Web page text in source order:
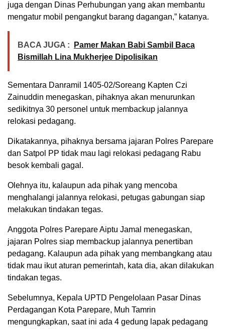
juga dengan Dinas Perhubungan yang akan membantu
mengatur mobil pengangkut barang dagangan,” katanya.
BACA JUGA :
Pamer Makan Babi Sambil Baca
Bismillah Lina Mukherjee Dipolisikan
Sementara Danramil 1405-02/Soreang Kapten Czi
Zainuddin menegaskan, pihaknya akan menurunkan
sedikitnya 30 personel untuk membackup jalannya
relokasi pedagang.
Dikatakannya, pihaknya bersama jajaran Polres Parepare
dan Satpol PP tidak mau lagi relokasi pedagang Rabu
besok kembali gagal.
Olehnya itu, kalaupun ada pihak yang mencoba
menghalangi jalannya relokasi, petugas gabungan siap
melakukan tindakan tegas.
Anggota Polres Parepare Aiptu Jamal menegaskan,
jajaran Polres siap membackup jalannya penertiban
pedagang. Kalaupun ada pihak yang membangkang atau
tidak mau ikut aturan pemerintah, kata dia, akan dilakukan
tindakan tegas.
Sebelumnya, Kepala UPTD Pengelolaan Pasar Dinas
Perdagangan Kota Parepare, Muh Tamrin
mengungkapkan, saat ini ada 4 gedung lapak pedagang